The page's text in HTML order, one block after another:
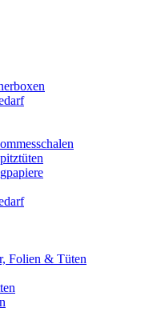
Folien & Tüten